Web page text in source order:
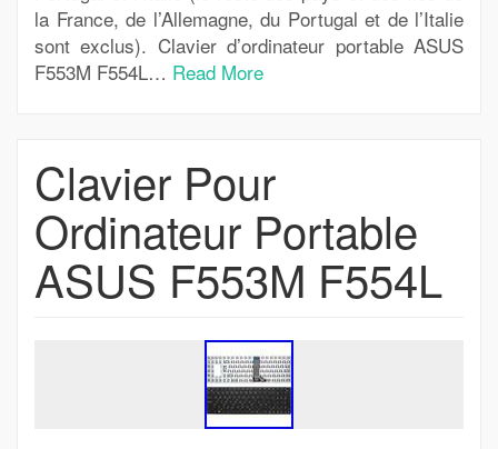
la France, de l’Allemagne, du Portugal et de l’Italie
sont exclus). Clavier d’ordinateur portable ASUS
F553M F554L… Read More
Clavier Pour
Ordinateur Portable
ASUS F553M F554L